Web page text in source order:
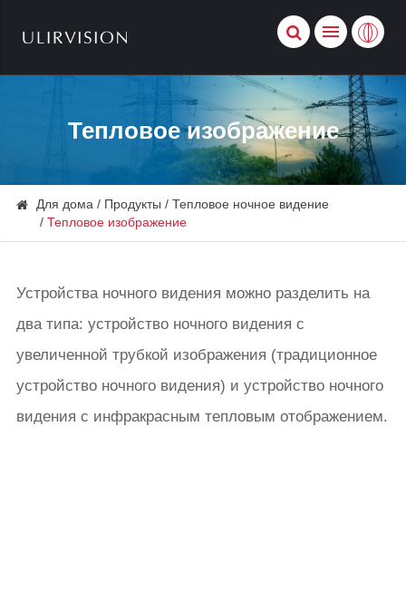
Тепловое изображение
Для дома Продукты
Тепловое ночное видение
Тепловое изображение
Устройства ночного видения можно разделить на
два типа: устройство ночного видения с
увеличенной трубкой изображения (традиционное
устройство ночного видения) и устройство ночного
видения с инфракрасным тепловым отображением.